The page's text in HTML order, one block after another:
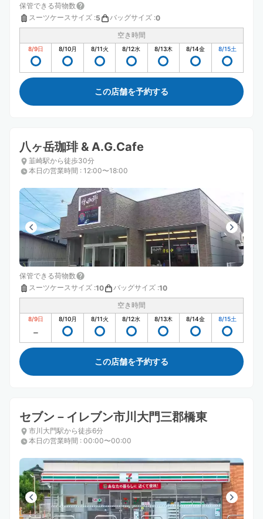
保管できる荷物数
スーツケースサイズ :5 バッグサイズ :0
空き時間
8/9日 8/10月 8/11火 8/12水 8/13木 8/14金 8/15土
この店舗を予約する
八ヶ岳珈琲 & A.G.Cafe
韮崎駅から徒歩30分
本日の営業時間 : 12:00〜18:00
保管できる荷物数
スーツケースサイズ :10 バッグサイズ :10
空き時間
8/9日 8/10月 8/11火 8/12水 8/13木 8/14金 8/15土
この店舗を予約する
セブン－イレブン市川大門三郡橋東
市川大門駅から徒歩6分
本日の営業時間 : 00:00〜00:00